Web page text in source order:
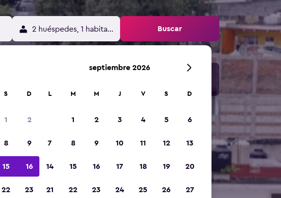
2 huéspedes, 1 habitación Buscar
S D
1 2
8 9
15 16
22 23
septiembre 2026
L M M J V S D
1 2 3 4 5 6
7 8 9 10 11 12 13
14 15 16 17 18 19 20
21 22 23 24 25 26 27